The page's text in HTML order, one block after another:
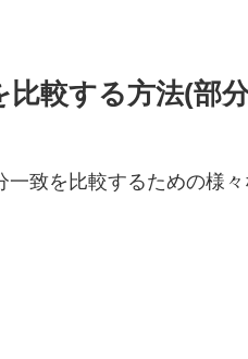
較する方法(部
致を比較するための様々